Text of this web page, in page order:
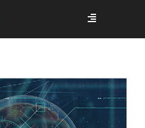
Toggle
Quiénes somos